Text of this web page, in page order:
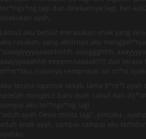
ter*ngs*ng lagi dan ditekannya lagi, ber-
dilakukan ayah,
Lama2 aku betul2 merasakan enak yang
aku rasakan, yang akhirnya aku
“aaaayyyyyaaaahhhhh, uuuggghhh,
aaayyyaaahhh eeeennnaaaak!!!!! dan terasa
m*m*kku, rupanya semprotan air m*ni ayah.
Aku terasa ngantuk sekali, lama k*nt*l ayah
setelah mengecil baru ayah cabut dan
sampai aku ter*ngs*ng lagi
“aduh ayah Devie minta lagi”, pintaku ,
aduh enak ayah, sampai-sampai aku
ayahku.